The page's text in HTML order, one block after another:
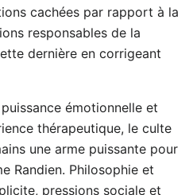
cachées par rapport à la
responsables de la
dernière en corrigeant
émotionnelle et
thérapeutique, le culte
une arme puissante pour
Randien. Philosophie et
pressions sociale et